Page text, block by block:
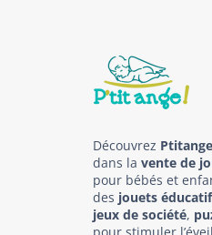
Découvrez
dans la vente de
pour bébés et
des jouets
jeux de société,